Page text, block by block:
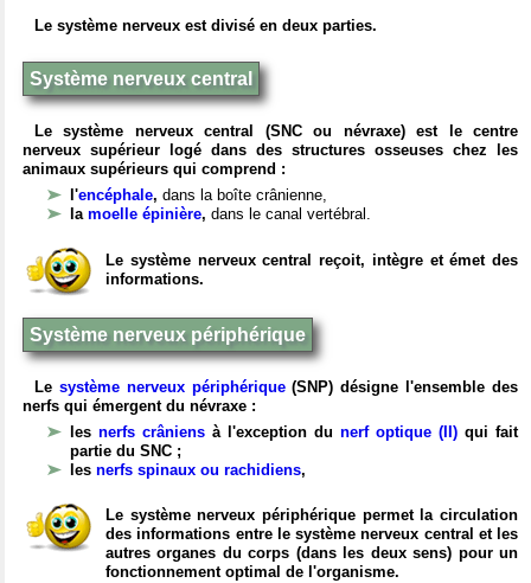
Le système nerveux est divisé en deux parties.
Système nerveux central
Le système nerveux central (SNC ou névraxe) est le centre
nerveux supérieur logé dans des structures osseuses chez les
animaux supérieurs qui comprend :
l'encéphale, dans la boîte crânienne,
la moelle épinière, dans le canal vertébral.
Le système nerveux central reçoit, intègre et émet des
informations.
Système nerveux périphérique
Le système nerveux périphérique(SNP) désigne l'ensemble des
nerfs qui émergent du névraxe :
les nerfs crâniens à l'exception du nerf optique (II) qui fait
partie du SNC ;
les nerfs spinaux ou rachidiens,
Le système nerveux périphérique permet la circulation
des informations entre le système nerveux central et les
autres organes du corps (dans les deux sens) pour un
fonctionnement optimal de l'organisme.